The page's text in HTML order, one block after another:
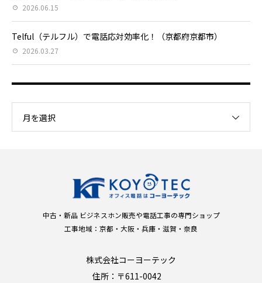
2026.06.15
Telful（テルフル）で電話応対効率化！（京都府京都市）
2026.03.27
月を選択
中古・新品 ビジネスホン販売や電話工事の専門ショップ
工事地域：京都・大阪・兵庫・滋賀・奈良
株式会社コーヨーテック
住所：〒611-0042